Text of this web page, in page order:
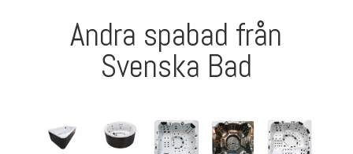
Andra spabad från
Svenska Bad